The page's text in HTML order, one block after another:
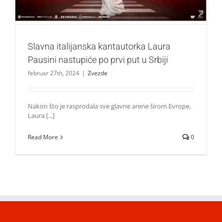
Slavna italijanska kantautorka Laura
Pausini nastupiće po prvi put u Srbiji
februar 27th, 2024 | Zvezde
Nakon što je rasprodala sve glavne arene širom Evrope,
Laura [...]
Read More 0